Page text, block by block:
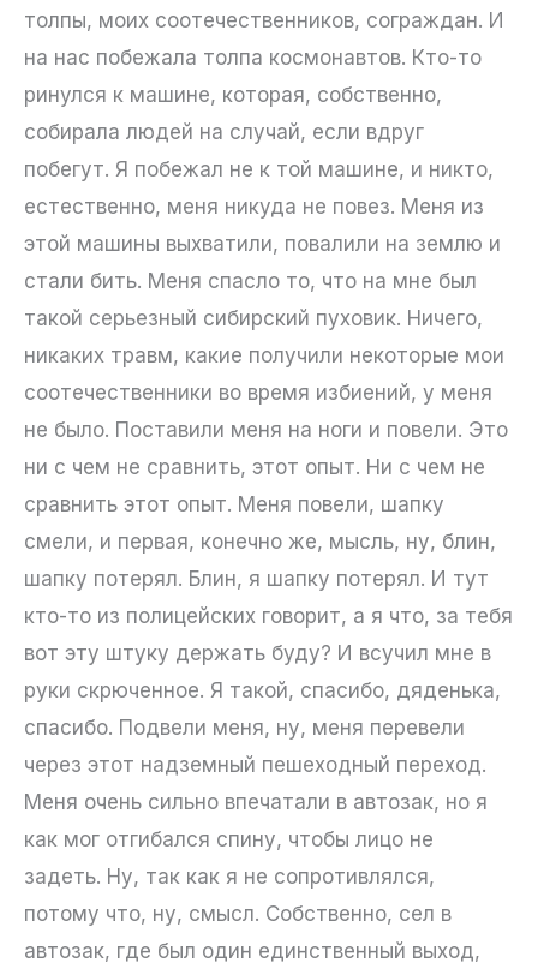
толпы, моих соотечественников, сограждан. И
на нас побежала толпа космонавтов. Кто-то
ринулся к машине, которая, собственно,
собирала людей на случай, если вдруг
побегут. Я побежал не к той машине, и никто,
естественно, меня никуда не повез. Меня из
этой машины выхватили, повалили на землю и
стали бить. Меня спасло то, что на мне был
такой серьезный сибирский пуховик. Ничего,
никаких травм, какие получили некоторые мои
соотечественники во время избиений, у меня
не было. Поставили меня на ноги и повели. Это
ни с чем не сравнить, этот опыт. Ни с чем не
сравнить этот опыт. Меня повели, шапку
смели, и первая, конечно же, мысль, ну, блин,
шапку потерял. Блин, я шапку потерял. И тут
кто-то из полицейских говорит, а я что, за тебя
вот эту штуку держать буду? И всучил мне в
руки скрюченное. Я такой, спасибо, дяденька,
спасибо. Подвели меня, ну, меня перевели
через этот надземный пешеходный переход.
Меня очень сильно впечатали в автозак, но я
как мог отгибался спину, чтобы лицо не
задеть. Ну, так как я не сопротивлялся,
потому что, ну, смысл. Собственно, сел в
автозак, где был один единственный выход,